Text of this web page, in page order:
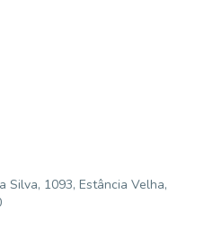
Silva, 1093, Estância Velha,